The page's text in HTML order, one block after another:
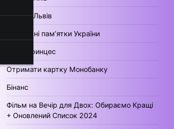
Погода Львів
Культурні пам’ятки України
День Принцес
Отримати картку Монобанку
Бінанс
Фільм на Вечір для Двох: Обираємо Кращі
+ Оновлений Список 2024